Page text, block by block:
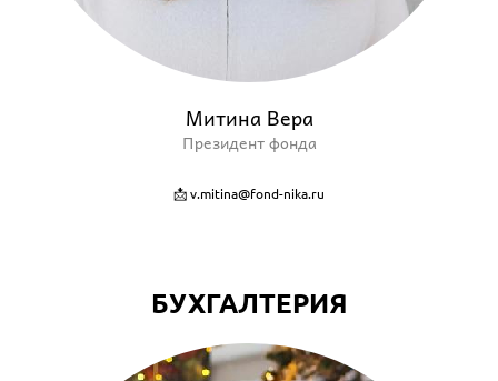
Митина Вера
Президент фонда
📩 v.mitina@fond-nika.ru
БУХГАЛТЕРИЯ